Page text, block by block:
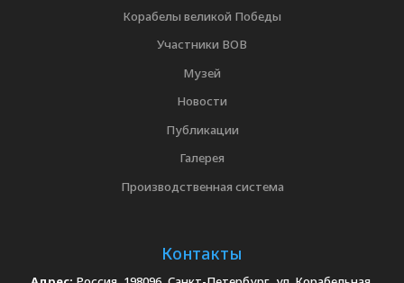
Корабелы великой Победы
Участники ВОВ
Музей
Новости
Публикации
Галерея
Производственная система
Контакты